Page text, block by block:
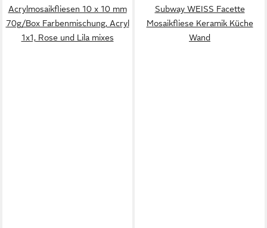
Acrylmosaikfliesen 10 x 10 mm
70g/Box Farbenmischung, Acryl
1x1, Rose und Lila mixes
Subway WEISS Facette
Mosaikfliese Keramik Küche
Wand